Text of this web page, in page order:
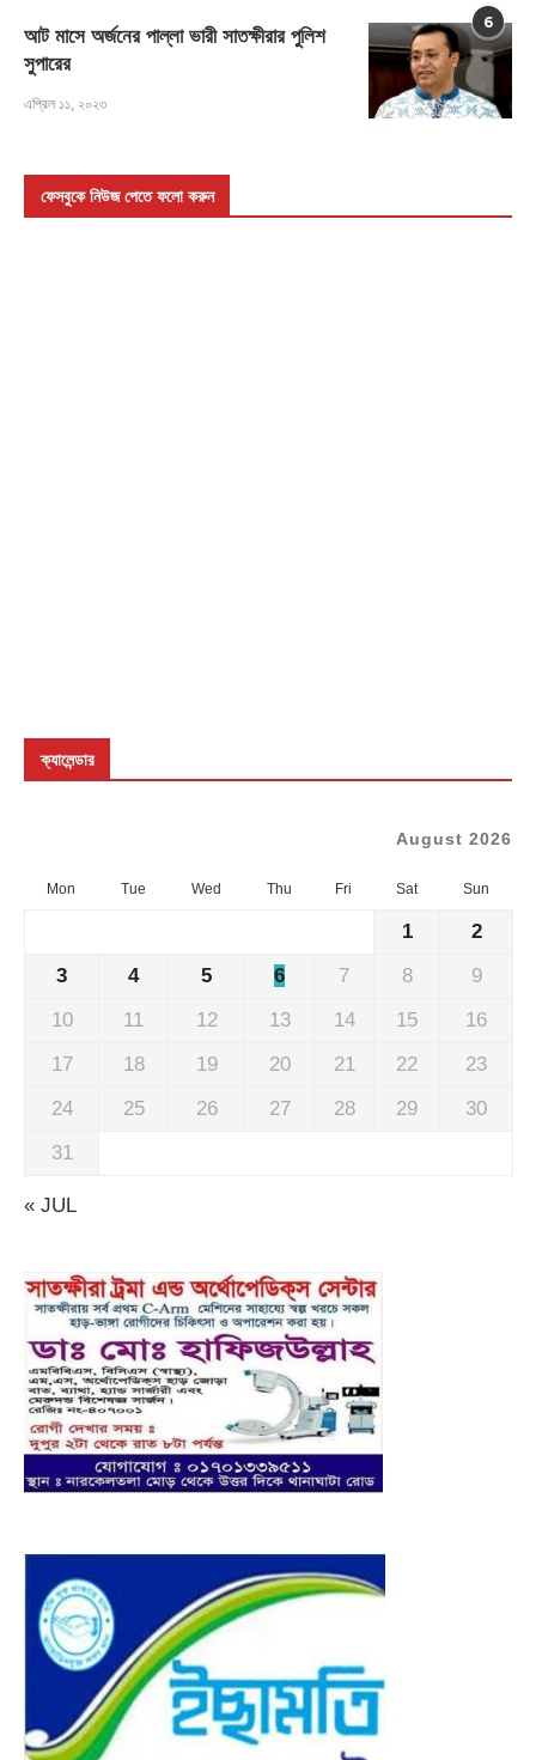
6
আট মাসে অর্জনের পাল্লা ভারী সাতক্ষীরার পুলিশ
সুপারের
এপ্রিল ১১, ২০২৩
ফেসবুকে নিউজ পেতে ফলো করুন
ক্যালেন্ডার
August 2026
Mon Tue Wed Thu Fri Sat Sun
« JUL
1
2
3
4 5 6 7 8
9
10
11 12 13 14 15
16
17
18 19 20 21 22
23
24
25 26 27 28 29
30
31